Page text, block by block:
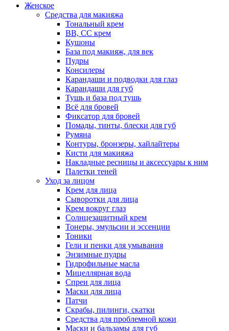
Женское
Средства для макияжа
Тональный крем
BB, CC крем
Кушоны
База под макияж, для век
Пудры
Консилеры
Карандаши и подводки для глаз
Карандаши для губ
Тушь и база под тушь
Всё для бровей
Фиксатор для бровей
Помады, тинты, блески для губ
Румяна
Контуры, бронзеры, хайлайтеры
Кисти для макияжа
Накладные ресницы и аксессуары к ним
Палетки теней
Уход за лицом
Крем для лица
Сыворотки для лица
Крем вокруг глаз
Солнцезащитный крем
Тонеры, эмульсии и эссенции
Тоники
Гели и пенки для умывания
Энзимные пудры
Гидрофильные масла
Мицеллярная вода
Спреи для лица
Маски для лица
Патчи
Скрабы, пилинги, скатки
Средства для проблемной кожи
Маски и бальзамы для губ